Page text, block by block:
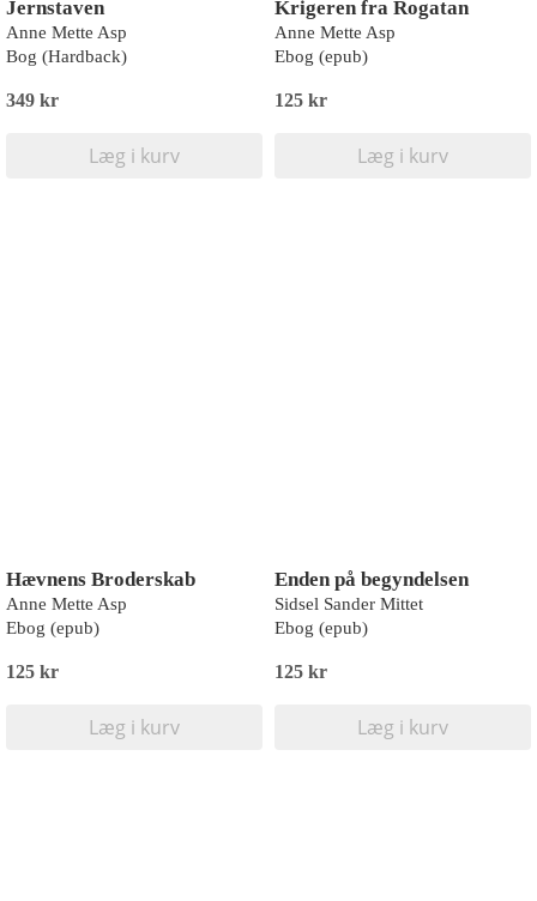
Jernstaven
Anne Mette Asp
Bog (Hardback)
349 kr
Læg i kurv
Krigeren fra Rogatan
Anne Mette Asp
Ebog (epub)
125 kr
Læg i kurv
Hævnens Broderskab
Anne Mette Asp
Ebog (epub)
125 kr
Læg i kurv
Enden på begyndelsen
Sidsel Sander Mittet
Ebog (epub)
125 kr
Læg i kurv